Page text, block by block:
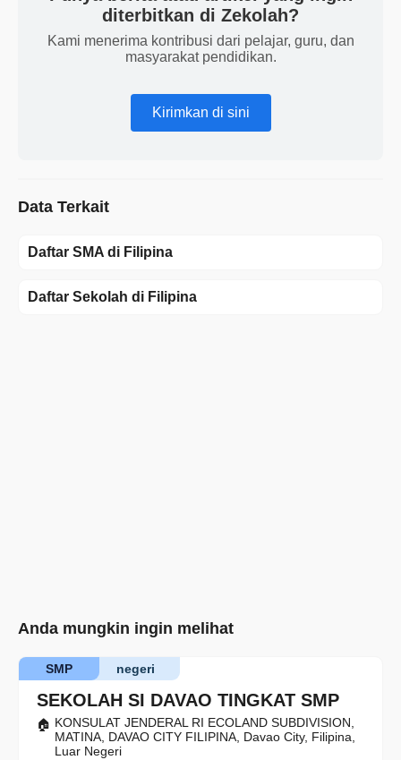
diterbitkan di Zekolah?
Kami menerima kontribusi dari pelajar, guru, dan
masyarakat pendidikan.
Kirimkan di sini
Data Terkait
Daftar SMA di Filipina
Daftar Sekolah di Filipina
Anda mungkin ingin melihat
SEKOLAH SI DAVAO TINGKAT SMP
negeri
SMP
KONSULAT JENDERAL RI ECOLAND SUBDIVISION,
MATINA, DAVAO CITY FILIPINA, Davao City, Filipina,
Luar Negeri